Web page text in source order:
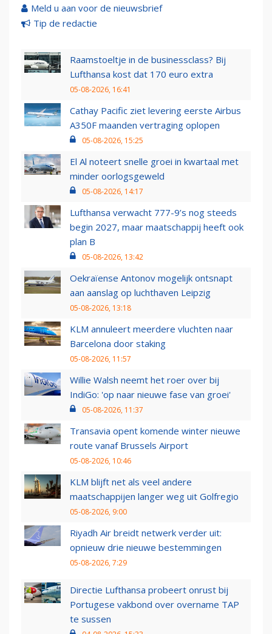
Meld u aan voor de nieuwsbrief
Tip de redactie
Raamstoeltje in de businessclass? Bij
Lufthansa kost dat 170 euro extra
05-08-2026, 16:41
Cathay Pacific ziet levering eerste Airbus
A350F maanden vertraging oplopen
05-08-2026, 15:25
El Al noteert snelle groei in kwartaal met
minder oorlogsgeweld
05-08-2026, 14:17
Lufthansa verwacht 777-9’s nog steeds
begin 2027, maar maatschappij heeft ook
plan B
05-08-2026, 13:42
Oekraïense Antonov mogelijk ontsnapt
aan aanslag op luchthaven Leipzig
05-08-2026, 13:18
KLM annuleert meerdere vluchten naar
Barcelona door staking
05-08-2026, 11:57
Willie Walsh neemt het roer over bij
IndiGo: 'op naar nieuwe fase van groei'
05-08-2026, 11:37
Transavia opent komende winter nieuwe
route vanaf Brussels Airport
05-08-2026, 10:46
KLM blijft net als veel andere
maatschappijen langer weg uit Golfregio
05-08-2026, 9:00
Riyadh Air breidt netwerk verder uit:
opnieuw drie nieuwe bestemmingen
05-08-2026, 7:29
Directie Lufthansa probeert onrust bij
Portugese vakbond over overname TAP
te sussen